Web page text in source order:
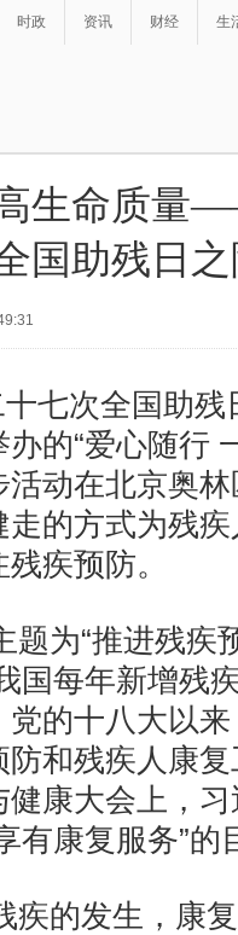
时政 资讯 财经 生
生命质量
国助残日
七次全国助
办的“爱心随
动在北京奥
的方式为残
疾预防。
题为“推进残疾
国每年新增残
的十八大以
和残疾人康
康大会上，
有康复服务”的
疾的发生，康